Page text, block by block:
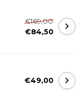
€169,00
€84,50
€49,00